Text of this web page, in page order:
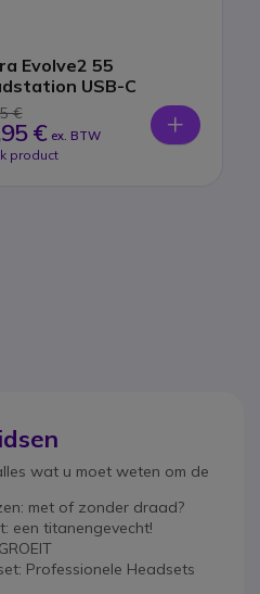
Evolve2 55
USB-C
€
€ ex. BTW
product
wat u moet weten om de
met of zonder draad?
een titanengevecht!
Professionele Headsets